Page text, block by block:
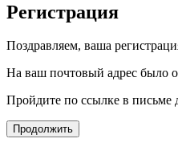
Регистрация
Поздравляем, ваша
На ваш почтовый адрес было
Пройдите по ссылке в письме
Продолжить